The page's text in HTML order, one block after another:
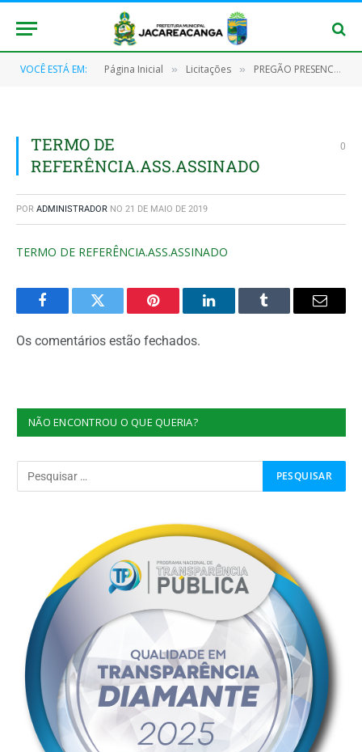
VOCÊ ESTÁ EM: Página Inicial » Licitações » PREGÃO PRESENCIAL SRP Nº 024/2019 (Registro de preços para eventual aquisição de materiais de expediente e artigos de armarinho)
TERMO DE
REFERÊNCIA.ASS.ASSINADO
0
POR ADMINISTRADOR NO 21 DE MAIO DE 2019
TERMO DE REFERÊNCIA.ASS.ASSINADO
FacebookTwitter Pinterest O
Tumblr
E-
Os comentários estão fechados.
NÃO ENCONTROU O QUE QUERIA?